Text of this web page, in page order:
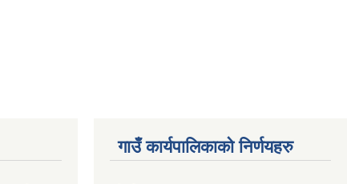
गाउँ कार्यपालिकाको निर्णयहरु